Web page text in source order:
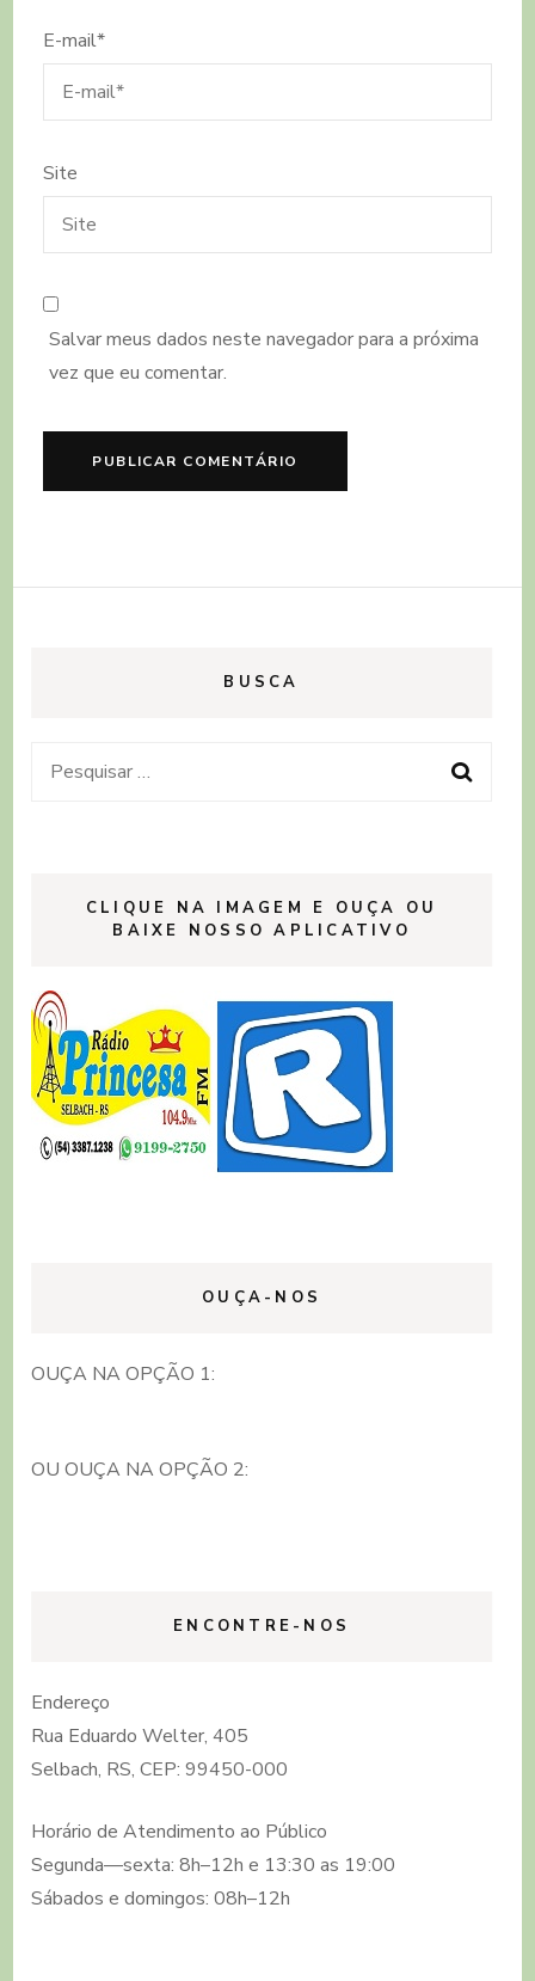
E-mail*
Site
Salvar meus dados neste navegador para a próxima
vez que eu comentar.
BUSCA
Pesquisar
CLIQUE NA IMAGEM E OUÇA OU
BAIXE NOSSO APLICATIVO
OUÇA-NOS
OUÇA NA OPÇÃO 1:
OU OUÇA NA OPÇÃO 2:
ENCONTRE-NOS
Endereço
Rua Eduardo Welter, 405
Selbach, RS, CEP: 99450-000
Horário de Atendimento ao Público
Segunda—sexta: 8h–12h e 13:30 as 19:00
Sábados e domingos: 08h–12h